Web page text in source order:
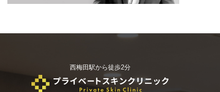
西梅田駅から徒歩2分